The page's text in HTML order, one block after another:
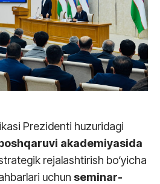
Prezidenti huzuridagi
akademiyasida
rejalashtirish bo‘yicha
uchun seminar-